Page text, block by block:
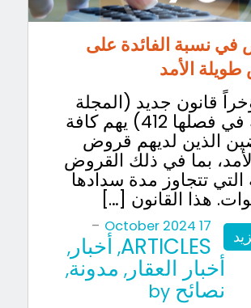
في نسبة الفائدة على
الأمد
قانون جديد (المجلة
التجارية في فصلها 412) يهم كافة
الذين لديهم قروض
بما في ذلك القروض
التي تتجاوز مدة سدادها
هذا القانون […]
17 October 2024
-
ARTICLES
, أخبار ,
أخبار العقار , مدونة,
نصائح by